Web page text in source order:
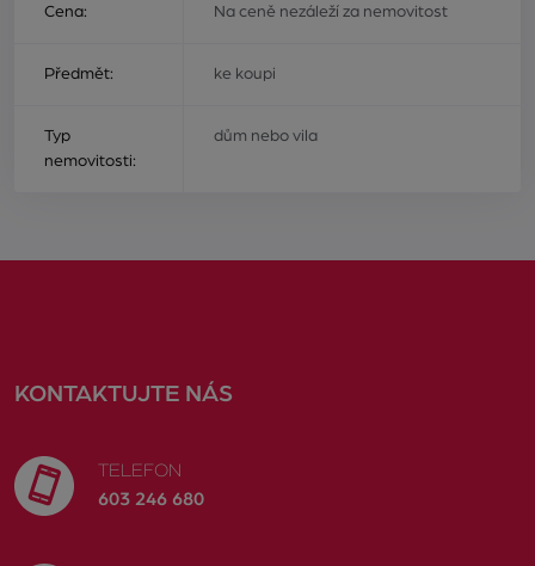
Cena: Na ceně nezáleží za nemovitost
Předmět: ke koupi
Typ
nemovitosti:
dům nebo vila
KONTAKTUJTE NÁS
TELEFON
603 246 680